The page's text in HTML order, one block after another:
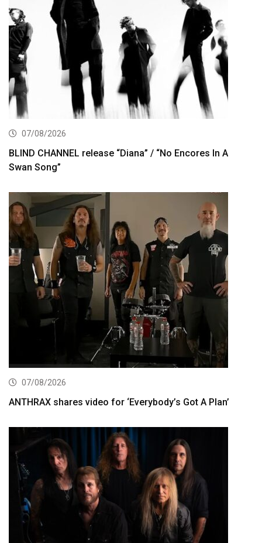
07/08/2026
BLIND CHANNEL release “Diana” / “No Encores In A
Swan Song”
07/08/2026
ANTHRAX shares video for ‘Everybody’s Got A Plan’